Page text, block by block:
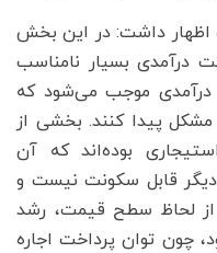
اظهار داشت: در این بخش
درآمدی بسیار نامناسب
موجب می‌شود که
مشکل پیدا کنند. بخشی از
بوده‌اند که آن
قابل سکونت نیست و
لحاظ سطح قیمت، رشد
چون توان پرداخت اجاره